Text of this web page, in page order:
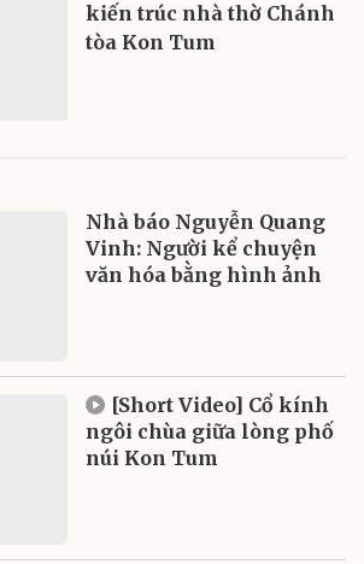
kiến trúc nhà thờ Chánh
tòa Kon Tum
Nhà báo Nguyễn Quang
Vinh: Người kể chuyện
văn hóa bằng hình ảnh
[Short Video] Cổ kính
ngôi chùa giữa lòng phố
núi Kon Tum